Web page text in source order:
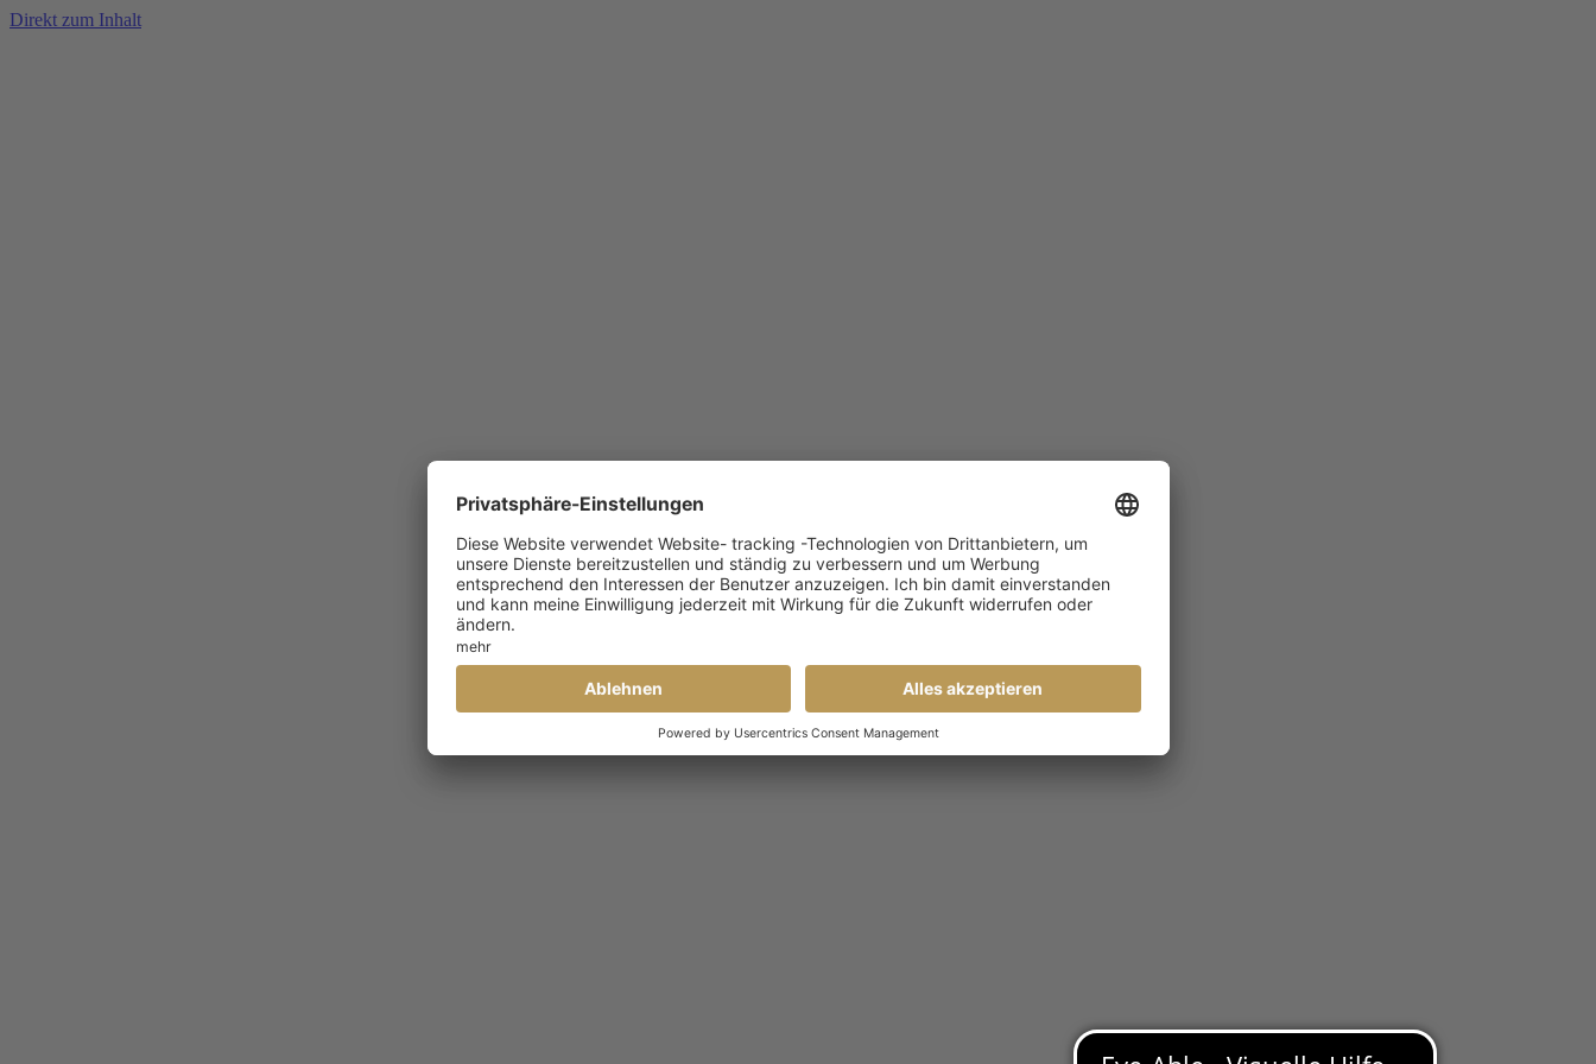
Direkt zum Inhalt